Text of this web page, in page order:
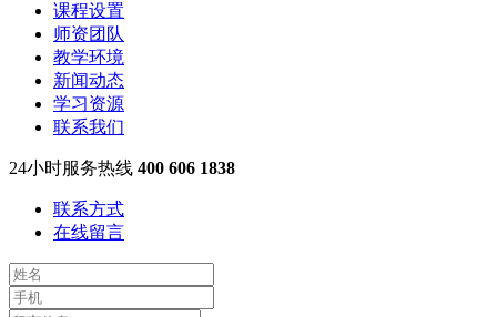
课程设置
师资团队
教学环境
新闻动态
学习资源
联系我们
24小时服务热线 400 606 1838
联系方式
在线留言